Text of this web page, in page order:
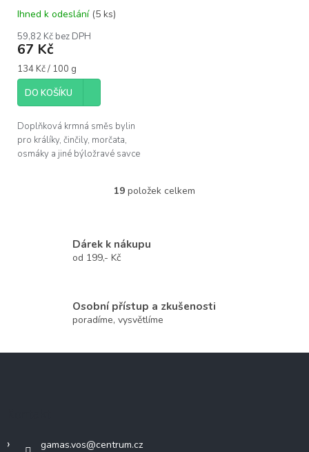
Ihned k odeslání (5 ks)
59,82 Kč bez DPH
67 Kč
Měrná
cena:
134 Kč / 100 g
DO KOŠÍKU
Doplňková krmná směs bylin
pro králíky, činčily, morčata,
osmáky a jiné býložravé savce
O
p
r
v
y
19 položek celkem
Dárek k nákupu
od 199,- Kč
Osobní přístup a zkušenosti
poradíme, vysvětlíme
gamas.vos@centrum.cz